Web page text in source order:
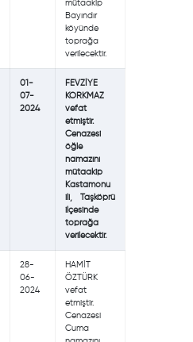
mütaakip
Bayındır
köyünde
toprağa
verilecektir.
01-
07-
2024
FEVZİYE
KORKMAZ
vefat
etmiştir.
Cenazesi
öğle
namazını
mütaakip
Kastamonu
ili, Taşköprü
ilçesinde
toprağa
verilecektir.
28-
06-
2024
HAMİT
ÖZTÜRK
vefat
etmiştir.
Cenazesi
Cuma